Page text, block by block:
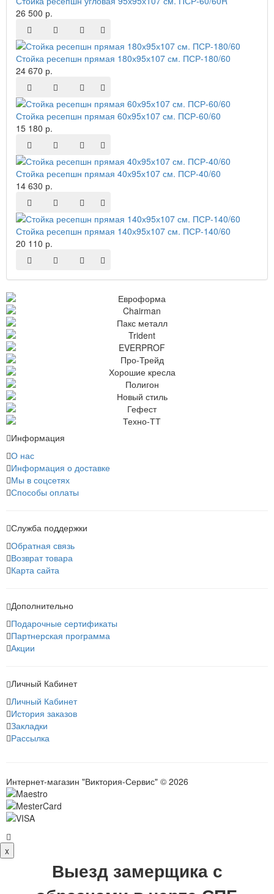
26 500 р.
Стойка ресепшн прямая 180х95х107 см. ПСР-180/60
24 670 р.
Стойка ресепшн прямая 60х95х107 см. ПСР-60/60
15 180 р.
Стойка ресепшн прямая 40х95х107 см. ПСР-40/60
14 630 р.
Стойка ресепшн прямая 140х95х107 см. ПСР-140/60
20 110 р.
Информация
О нас
Информация о доставке
Мы в соцсетях
Способы оплаты
Служба поддержки
Обратная связь
Возврат товара
Карта сайта
Дополнительно
Подарочные сертификаты
Партнерская программа
Акции
Личный Кабинет
Личный Кабинет
История заказов
Закладки
Рассылка
Интернет-магазин "Виктория-Сервис" © 2026
x
Выезд замерщика с